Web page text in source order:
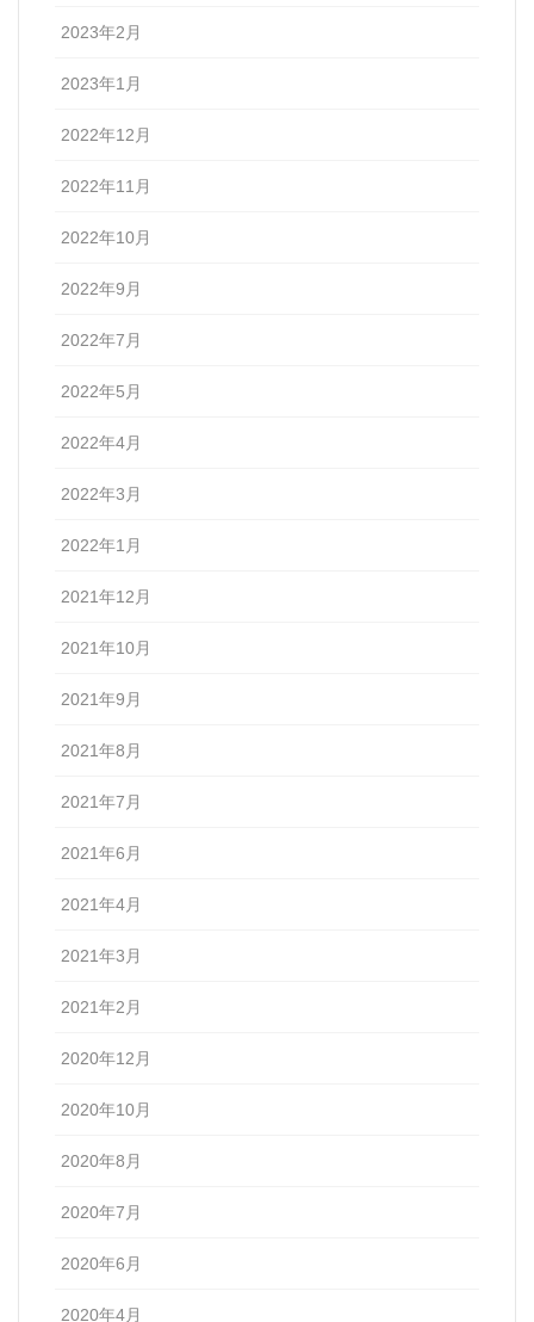
2023年2月
2023年1月
2022年12月
2022年11月
2022年10月
2022年9月
2022年7月
2022年5月
2022年4月
2022年3月
2022年1月
2021年12月
2021年10月
2021年9月
2021年8月
2021年7月
2021年6月
2021年4月
2021年3月
2021年2月
2020年12月
2020年10月
2020年8月
2020年7月
2020年6月
2020年4月